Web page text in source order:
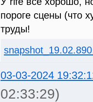
пороге сцены (что
труды!
03-03-2024
02:33:29)